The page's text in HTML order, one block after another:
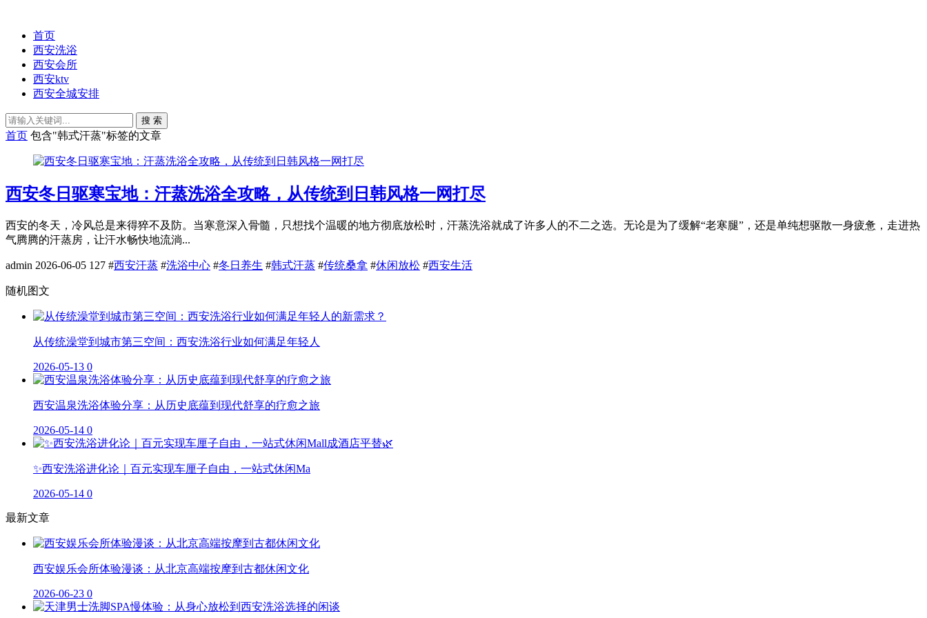
首页
西安洗浴
西安会所
西安ktv
西安全城安排
搜 索
首页 包含"韩式汗蒸"标签的文章
西安冬日驱寒宝地：汗蒸洗浴全攻略，从传统到日韩风格一网打尽
西安的冬天，冷风总是来得猝不及防。当寒意深入骨髓，只想找个温暖的地方彻底放松时，汗蒸洗浴就成了许多人的不二之选。无论是为了缓解“老寒腿”，还是单纯想驱散一身疲惫，走进热
气腾腾的汗蒸房，让汗水畅快地流淌...
admin 2026-06-05 127 #西安汗蒸 #洗浴中心 #冬日养生 #韩式汗蒸 #传统桑拿 #休闲放松 #西安生活
随机图文
从传统澡堂到城市第三空间：西安洗浴行业如何满足年轻人
2026-05-13 0
西安温泉洗浴体验分享：从历史底蕴到现代舒享的疗愈之旅
2026-05-14 0
✨西安洗浴进化论｜百元实现车厘子自由，一站式休闲Ma
2026-05-14 0
最新文章
西安娱乐会所体验漫谈：从北京高端按摩到古都休闲文化
2026-06-23 0